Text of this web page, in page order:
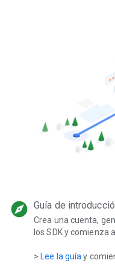
explore Guía de
Crea una cuenta,
los SDK y comienza
>Lee la guía y